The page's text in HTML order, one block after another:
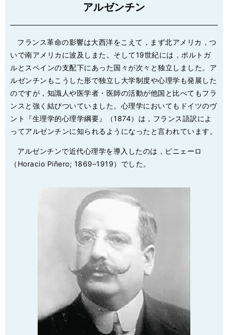
アルゼンチン
フランス革命の影響は大西洋をこえて，まず北アメリカ，つ
いで南アメリカに波及しまた。そして19世紀には，ポルトガ
ルとスペインの支配下にあった国々が次々と独立しました。ア
ルゼンチンもこうした形で独立し大学制度や心理学も発展した
のですが，知識人や医学者・医師の活動が他国と比べてもフラ
ンスと強く結びついていました。心理学においてもドイツのヴ
ント『生理学的心理学綱要』（1874）は，フランス語訳によ
ってアルゼンチンに知られるようになったと言われています。
アルゼンチンで近代心理学を導入したのは，ピニェーロ
（Horacio Piñero; 1869–1919）でした。